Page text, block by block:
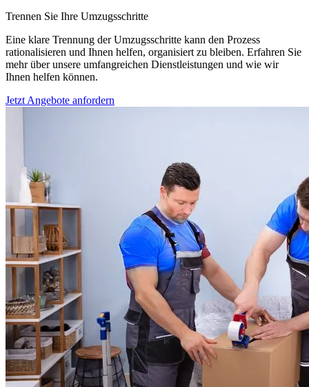
Trennen Sie Ihre Umzugsschritte
Eine klare Trennung der Umzugsschritte kann den Prozess
rationalisieren und Ihnen helfen, organisiert zu bleiben. Erfahren Sie
mehr über unsere umfangreichen Dienstleistungen und wie wir
Ihnen helfen können.
Jetzt Angebote anfordern